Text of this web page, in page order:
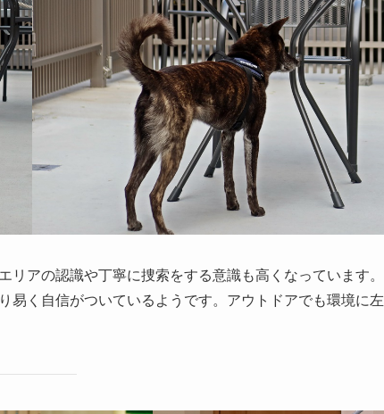
リアの認識や丁寧に捜索をする意識も高くなっています。
易く自信がついているようです。アウトドアでも環境に左